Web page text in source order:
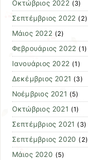
Οκτώβριος 2022(3)
Σεπτέμβριος 2022 (2)
Μάιος 2022(2)
Φεβρουάριος 2022 (1)
Ιανουάριος 2022 (1)
Δεκέμβριος 2021 (3)
Νοέμβριος 2021 (5)
Οκτώβριος 2021 (1)
Σεπτέμβριος 2021 (3)
Σεπτέμβριος 2020 (2)
Μάιος 2020 (5)